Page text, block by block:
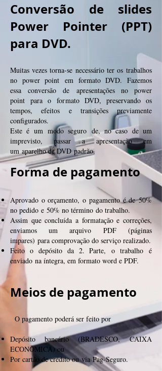
Conversão de slides
Power Pointer (PPT)
para DVD.
Muitas vezes torna-se necessário ter os trabalhos
no power point em formato DVD. Fazemos
essa conversão de apresentações no power
point para o formato DVD, preservando os
tempos, efeitos e transições previamente
configurados.
Este é um modo seguro de, no caso de um
imprevisto, passar a apresentação em
um aparelho de DVD padrão.
Forma de pagamento
Aprovado o orçamento, o pagamento é de 50%
no pedido e 50% no término do trabalho.
Assim que concluída a formatação e correções,
enviamos um arquivo PDF (páginas
impares) para comprovação do serviço realizado.
Feito o depósito da 2. Parte, o trabalho é
enviado na íntegra, em formato word e PDF.
Meios de pagamento
O pagamento poderá ser feito por
Depósito bancário (BRADESCO, CAIXA
ECONÔMICA) ou
Por cartão de crédito ou via Pag-Seguro.